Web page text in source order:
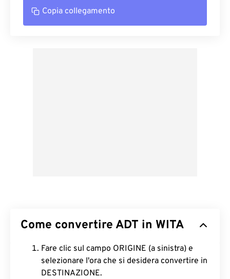
Copia collegamento
Come convertire ADT in WITA
Fare clic sul campo ORIGINE (a sinistra) e
selezionare l'ora che si desidera convertire in
DESTINAZIONE.